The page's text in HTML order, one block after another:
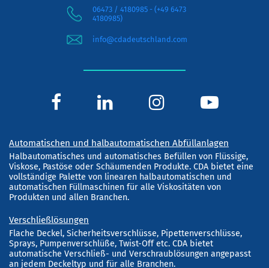
06473 / 4180985 - (+49 6473
4180985)
info@cdadeutschland.com
Automatischen und halbautomatischen Abfüllanlagen
Halbautomatisches und automatisches Befüllen von Flüssige,
Viskose, Pastöse oder Schäumenden Produkte. CDA bietet eine
vollständige Palette von linearen halbautomatischen und
automatischen Füllmaschinen für alle Viskositäten von
Produkten und allen Branchen.
Verschließlösungen
Flache Deckel, Sicherheitsverschlüsse, Pipettenverschlüsse,
Sprays, Pumpenverschlüße, Twist-Off etc. CDA bietet
automatische Verschließ- und Verschraublösungen angepasst
an jedem Deckeltyp und für alle Branchen.